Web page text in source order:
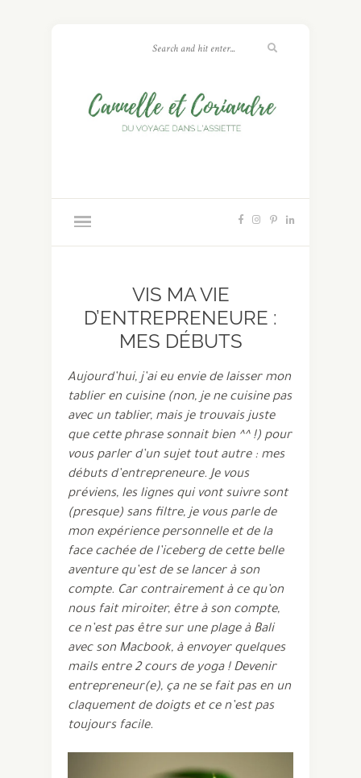
VIS MA VIE
D’ENTREPRENEURE :
MES DÉBUTS
Aujourd’hui, j’ai eu envie de laisser mon
tablier en cuisine (non, je ne cuisine pas
avec un tablier, mais je trouvais juste
que cette phrase sonnait bien ^^ !) pour
vous parler d’un sujet tout autre : mes
débuts d’entrepreneure. Je vous
préviens, les lignes qui vont suivre sont
(presque) sans filtre, je vous parle de
mon expérience personnelle et de la
face cachée de l’iceberg de cette belle
aventure qu’est de se lancer à son
compte. Car contrairement à ce qu’on
nous fait miroiter, être à son compte,
ce n’est pas être sur une plage à Bali
avec son Macbook, à envoyer quelques
mails entre 2 cours de yoga ! Devenir
entrepreneur(e), ça ne se fait pas en un
claquement de doigts et ce n’est pas
toujours facile.